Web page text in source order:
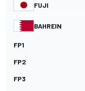
FUJI
BAHREIN
FP1
FP2
FP3